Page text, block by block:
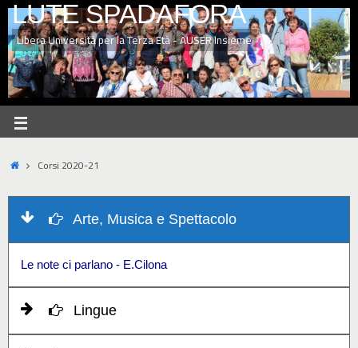
LUTE SPADAFORA
Libera Università per la Terza Età - AUSER Insieme
Corsi 2020-21
Arte, Musica e Spettacolo
Le note ci parlano - E.Cilona
Lingue